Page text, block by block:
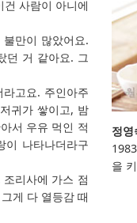
사람이 아니에
만이 많았어요.
던 거 같아요. 그
고요. 주인아주
귀가 쌓이고, 밤
서 우유 먹인 적
이 나타나더라구
리사에 가스 점
게 다 열등감 때
정영
을